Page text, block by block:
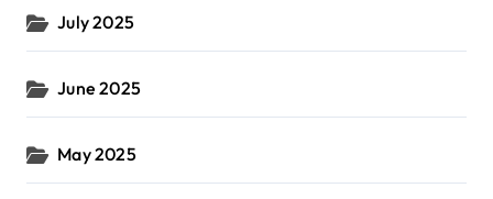
July 2025
June 2025
May 2025